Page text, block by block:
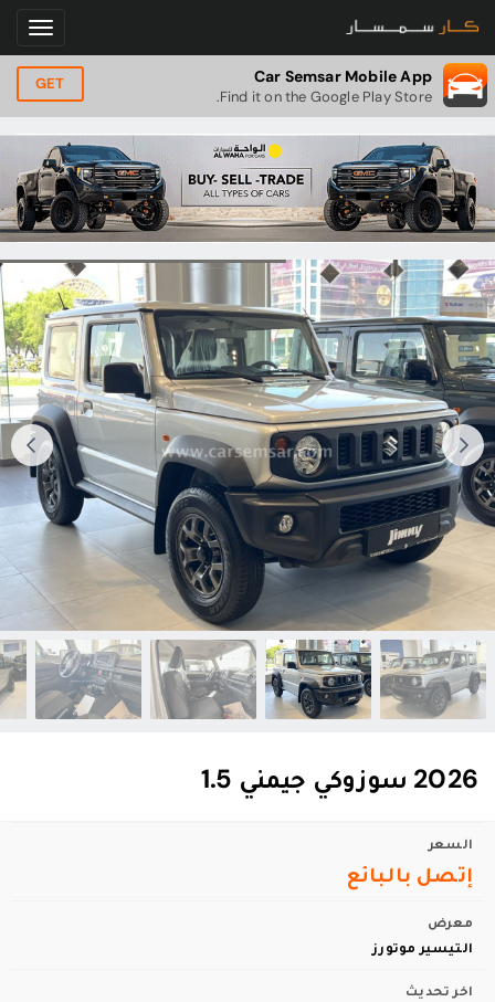
Car Semsar Mobile App
Find it on the Google Play Store.
GET
2026 سوزوكي جيمني 1.5
السعر
إتصل بالبائع
معرض
التيسير موتورز
اخر تحديث